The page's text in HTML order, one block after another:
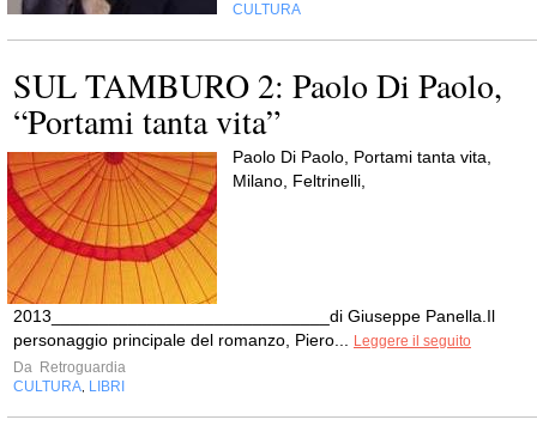
CULTURA
SUL TAMBURO 2: Paolo Di Paolo,
“Portami tanta vita”
Paolo Di Paolo, Portami tanta vita,
Milano, Feltrinelli,
2013_____________________________di Giuseppe Panella.Il
personaggio principale del romanzo, Piero...
Leggere il seguito
Da Retroguardia
CULTURA LIBRI